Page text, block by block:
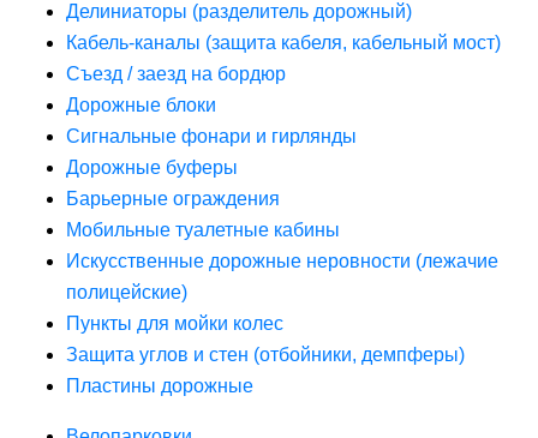
Делиниаторы (разделитель дорожный)
Кабель-каналы (защита кабеля, кабельный мост)
Съезд / заезд на бордюр
Дорожные блоки
Сигнальные фонари и гирлянды
Дорожные буферы
Барьерные ограждения
Мобильные туалетные кабины
Искусственные дорожные неровности (лежачие
полицейские)
Пункты для мойки колес
Защита углов и стен (отбойники, демпферы)
Пластины дорожные